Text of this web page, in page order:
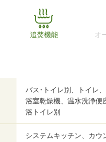
追焚機能 オ
バス･トイレ別、トイレ、
浴室乾燥機、温水洗浄便
浴トイレ別
システムキッチン、カウ